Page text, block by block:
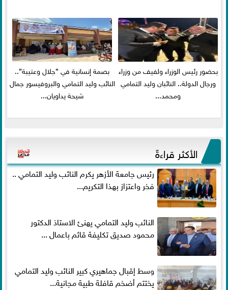
بحضور رئيس الوزراء ولفيف من وزراء
ورجال الدولة.. النائبان وليد التمامي
ومحمد...
بصمة إنسانية في ”جلال وعتيبة”..
النائب وليد التمامي والبروفيسور جمال
شيحة يداويان...
الأكثر قراءةً
رئيس جامعة الأزهر يكرم النائب وليد التمامي ..
فخر واعتزاز بهذا التكريم...
النائب وليد التمامي يهنئ الاستاذ الدكتور
محمود صديق تكليفة قائم باعمال ...
وسط إقبال جماهيري كبير النائب وليد التمامي
يختتم أضخم قافلة طبية مجانية...